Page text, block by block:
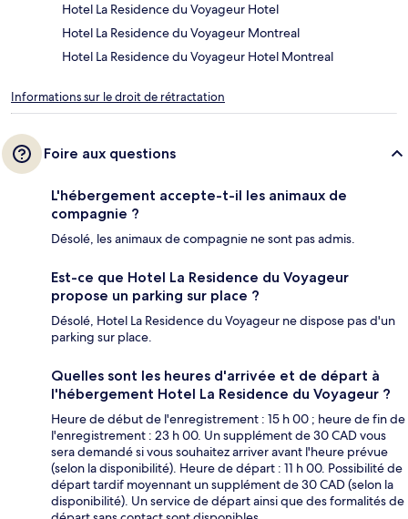
Hotel La Residence du Voyageur Hotel
Hotel La Residence du Voyageur Montreal
Hotel La Residence du Voyageur Hotel Montreal
Informations sur le droit de rétractation
Foire aux questions
L'hébergement accepte-t-il les animaux de
compagnie ?
Désolé, les animaux de compagnie ne sont pas admis.
Est-ce que Hotel La Residence du Voyageur
propose un parking sur place ?
Désolé, Hotel La Residence du Voyageur ne dispose pas d'un
parking sur place.
Quelles sont les heures d'arrivée et de départ à
l'hébergement Hotel La Residence du Voyageur ?
Heure de début de l'enregistrement : 15 h 00 ; heure de fin de
l'enregistrement : 23 h 00. Un supplément de 30 CAD vous
sera demandé si vous souhaitez arriver avant l'heure prévue
(selon la disponibilité). Heure de départ : 11 h 00. Possibilité de
départ tardif moyennant un supplément de 30 CAD (selon la
disponibilité). Un service de départ ainsi que des formalités de